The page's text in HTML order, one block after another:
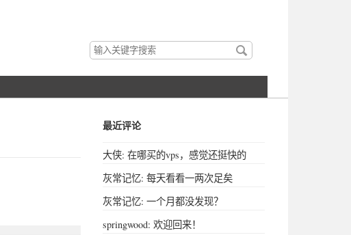
搜
索
关
最近评论
大侠: 在哪买的vps，感觉还挺快的
灰常记忆: 每天看看一两次足矣
灰常记忆: 一个月都没发现？
springwood: 欢迎回来！